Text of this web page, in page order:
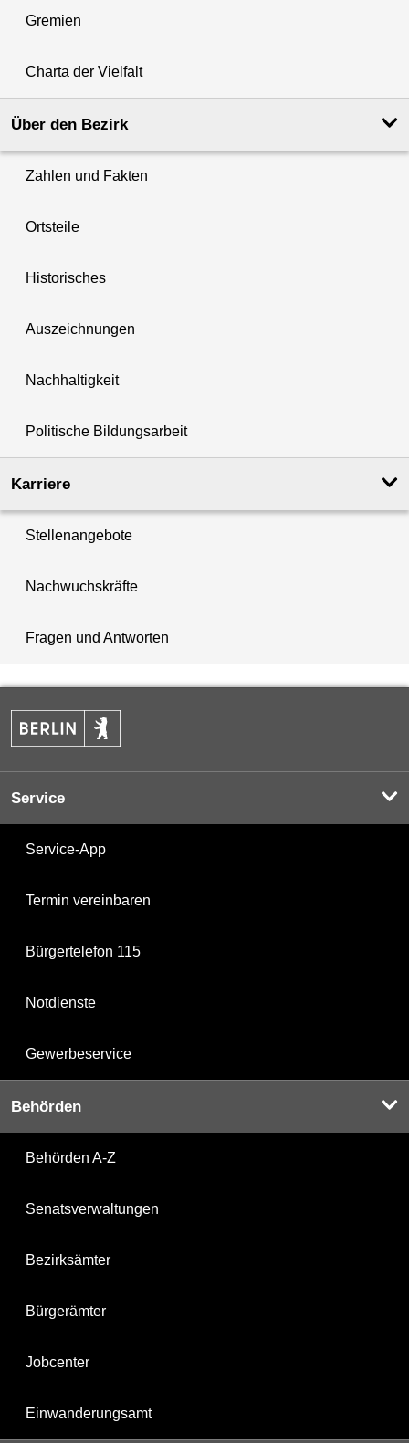
Gremien
Charta der Vielfalt
Über den Bezirk
Zahlen und Fakten
Ortsteile
Historisches
Auszeichnungen
Nachhaltigkeit
Politische Bildungsarbeit
Karriere
Stellenangebote
Nachwuchskräfte
Fragen und Antworten
Service
Service-App
Termin vereinbaren
Bürgertelefon 115
Notdienste
Gewerbeservice
Behörden
Behörden A-Z
Senatsverwaltungen
Bezirksämter
Bürgerämter
Jobcenter
Einwanderungsamt